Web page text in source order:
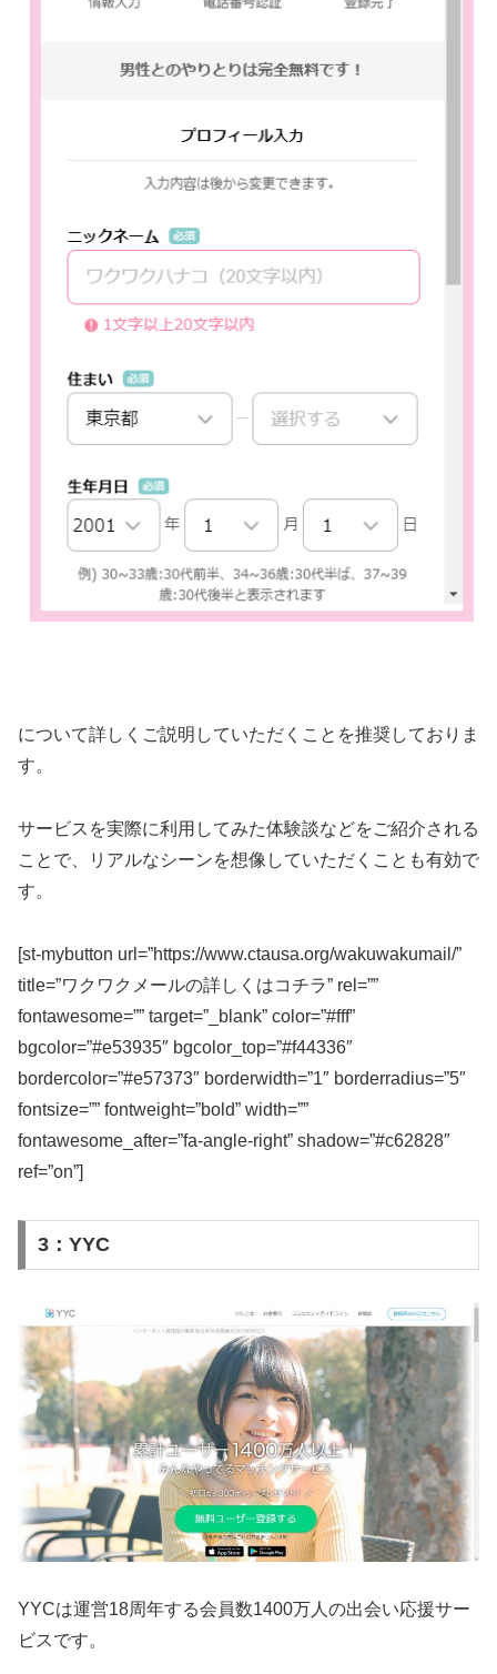
について詳しくご説明していただくことを推奨しておりま
す。
サービスを実際に利用してみた体験談などをご紹介される
ことで、リアルなシーンを想像していただくことも有効で
す。
[st-mybutton url=”https://www.ctausa.org/wakuwakumail/”
title=”ワクワクメールの詳しくはコチラ” rel=””
fontawesome=”” target=”_blank” color=”#fff”
bgcolor=”#e53935″ bgcolor_top=”#f44336″
bordercolor=”#e57373″ borderwidth=”1″ borderradius=”5″
fontsize=”” fontweight=”bold” width=””
fontawesome_after=”fa-angle-right” shadow=”#c62828″
ref=”on”]
3：YYC
YYCは運営18周年する会員数1400万人の出会い応援サー
ビスです。